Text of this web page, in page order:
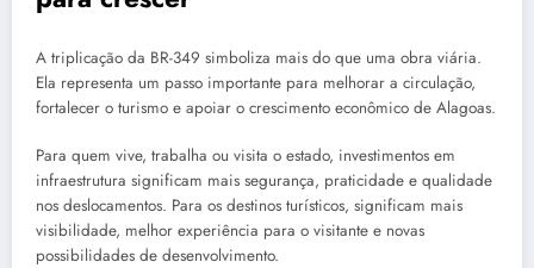
A triplicação da BR-349 simboliza mais do que uma obra viária.
Ela representa um passo importante para melhorar a circulação,
fortalecer o turismo e apoiar o crescimento econômico de Alagoas.
Para quem vive, trabalha ou visita o estado, investimentos em
infraestrutura significam mais segurança, praticidade e qualidade
nos deslocamentos. Para os destinos turísticos, significam mais
visibilidade, melhor experiência para o visitante e novas
possibilidades de desenvolvimento.